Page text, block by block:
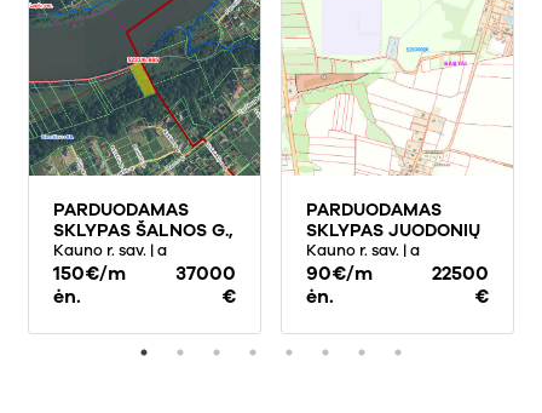
PARDUODAMAS
SKLYPAS ŠALNOS G.,
KARMĖLAVOS II K.,
48 A PLOTO
Kauno r. sav. | a
150€/m
ėn.
37000
€
PARDUODAMAS
SKLYPAS JUODONIŲ
K., 185 A PLOTO
Kauno r. sav. | a
90€/m
ėn.
22500
€